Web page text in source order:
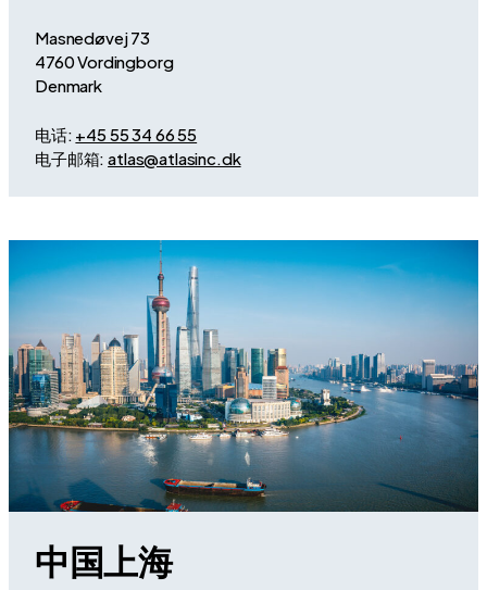
Masnedøvej 73
4760 Vordingborg
Denmark
电话: +45 55 34 66 55
电子邮箱:atlas@atlasinc.dk
中国上海